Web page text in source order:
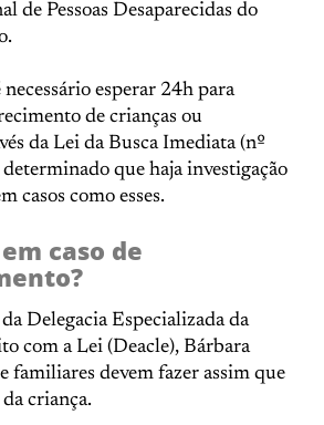
de Pessoas Desaparecidas do
esperar 24h para
de crianças ou
da Lei da Busca Imediata (nº
que haja investigação
casos como esses.
caso de
Delegacia Especializada da
com a Lei (Deacle), Bárbara
familiares devem fazer assim que
criança.